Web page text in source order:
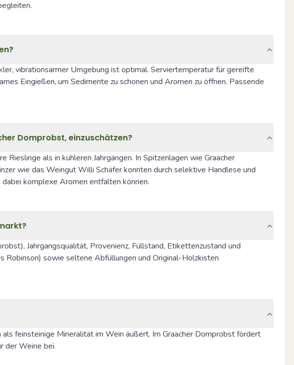
vibrationsarmer Umgebung ist optimal. Serviertemperatur für gereifte
Eingießen, um Sedimente zu schonen und Aromen zu öffnen. Passende
Domprobst, einzuschätzen?
als in kühleren Jahrgängen. In Spitzenlagen wie Graacher
wie das Weingut Willi Schäfer konnten durch selektive Handlese und
komplexe Aromen entfalten können.
Jahrgangsqualität, Provenienz, Füllstand, Etikettenzustand und
Robinson) sowie seltene Abfüllungen und Original-Holzkisten
feinsteinige Mineralität im Wein äußert. Im Graacher Domprobst fördert
der Weine bei.